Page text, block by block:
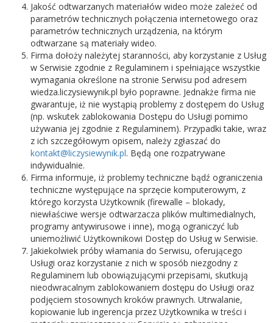
Jakość odtwarzanych materiałów wideo może zależeć od
parametrów technicznych połączenia internetowego oraz
parametrów technicznych urządzenia, na którym
odtwarzane są materiały wideo.
Firma dołoży należytej staranności, aby korzystanie z Usług
w Serwisie zgodnie z Regulaminem i spełniające wszystkie
wymagania określone na stronie Serwisu pod adresem
wiedza.liczysiewynik.pl było poprawne. Jednakże firma nie
gwarantuje, iż nie wystąpią problemy z dostępem do Usług
(np. wskutek zablokowania Dostępu do Usługi pomimo
używania jej zgodnie z Regulaminem). Przypadki takie, wraz
z ich szczegółowym opisem, należy zgłaszać do
kontakt@liczysiewynik.pl. Będą one rozpatrywane
indywidualnie.
Firma informuje, iż problemy techniczne bądź ograniczenia
techniczne występujące na sprzęcie komputerowym, z
którego korzysta Użytkownik (firewalle – blokady,
niewłaściwe wersje odtwarzacza plików multimedialnych,
programy antywirusowe i inne), mogą ograniczyć lub
uniemożliwić Użytkownikowi Dostęp do Usług w Serwisie.
Jakiekolwiek próby włamania do Serwisu, oferującego
Usługi oraz korzystanie z nich w sposób niezgodny z
Regulaminem lub obowiązującymi przepisami, skutkują
nieodwracalnym zablokowaniem dostępu do Usługi oraz
podjęciem stosownych kroków prawnych. Utrwalanie,
kopiowanie lub ingerencja przez Użytkownika w treści i